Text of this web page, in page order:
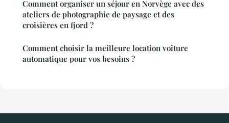
Comment organiser un séjour en Norvège avec des
ateliers de photographie de paysage et des
croisières en fjord ?
Comment choisir la meilleure location voiture
automatique pour vos besoins ?